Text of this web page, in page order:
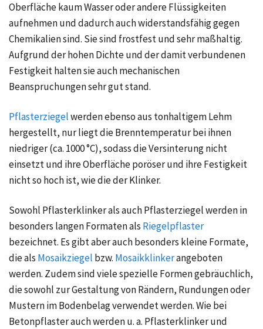
Oberfläche kaum Wasser oder andere Flüssigkeiten
aufnehmen und dadurch auch widerstandsfähig gegen
Chemikalien sind. Sie sind frostfest und sehr maßhaltig.
Aufgrund der hohen Dichte und der damit verbundenen
Festigkeit halten sie auch mechanischen
Beanspruchungen sehr gut stand.
Pflasterziegelwerden ebenso aus tonhaltigem Lehm
hergestellt, nur liegt die Brenntemperatur bei ihnen
niedriger (ca. 1000 °C), sodass die Versinterung nicht
einsetzt und ihre Oberfläche poröser und ihre Festigkeit
nicht so hoch ist, wie die der Klinker.
Sowohl Pflasterklinker als auch Pflasterziegel werden in
besonders langen Formaten als Riegelpflaster
bezeichnet. Es gibt aber auch besonders kleine Formate,
die als Mosaikziegel bzw. Mosaikklinkerangeboten
werden. Zudem sind viele spezielle Formen gebräuchlich,
die sowohl zur Gestaltung von Rändern, Rundungen oder
Mustern im Bodenbelag verwendet werden. Wie bei
Betonpflaster auch werden u. a. Pflasterklinker und